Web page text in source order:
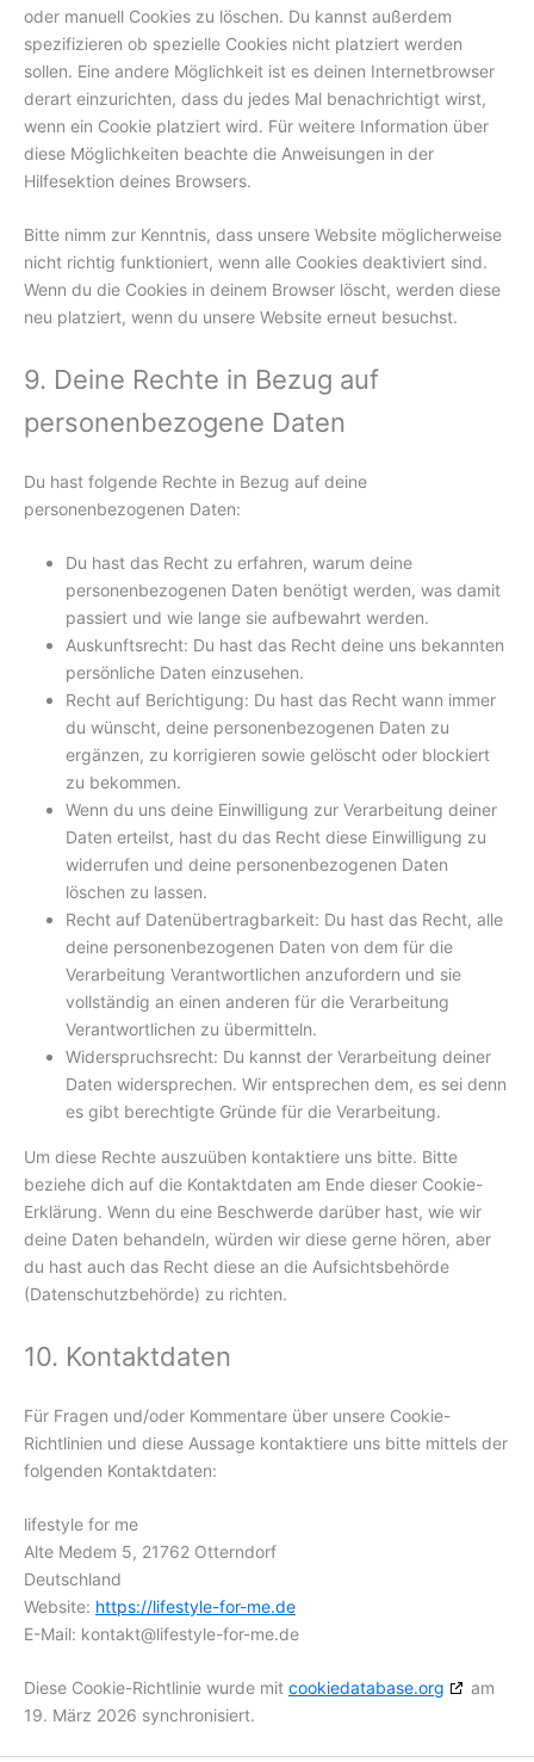
oder manuell Cookies zu löschen. Du kannst außerdem
spezifizieren ob spezielle Cookies nicht platziert werden
sollen. Eine andere Möglichkeit ist es deinen Internetbrowser
derart einzurichten, dass du jedes Mal benachrichtigt wirst,
wenn ein Cookie platziert wird. Für weitere Information über
diese Möglichkeiten beachte die Anweisungen in der
Hilfesektion deines Browsers.
Bitte nimm zur Kenntnis, dass unsere Website möglicherweise
nicht richtig funktioniert, wenn alle Cookies deaktiviert sind.
Wenn du die Cookies in deinem Browser löscht, werden diese
neu platziert, wenn du unsere Website erneut besuchst.
9. Deine Rechte in Bezug auf
personenbezogene Daten
Du hast folgende Rechte in Bezug auf deine
personenbezogenen Daten:
Du hast das Recht zu erfahren, warum deine
personenbezogenen Daten benötigt werden, was damit
passiert und wie lange sie aufbewahrt werden.
Auskunftsrecht: Du hast das Recht deine uns bekannten
persönliche Daten einzusehen.
Recht auf Berichtigung: Du hast das Recht wann immer
du wünscht, deine personenbezogenen Daten zu
ergänzen, zu korrigieren sowie gelöscht oder blockiert
zu bekommen.
Wenn du uns deine Einwilligung zur Verarbeitung deiner
Daten erteilst, hast du das Recht diese Einwilligung zu
widerrufen und deine personenbezogenen Daten
löschen zu lassen.
Recht auf Datenübertragbarkeit: Du hast das Recht, alle
deine personenbezogenen Daten von dem für die
Verarbeitung Verantwortlichen anzufordern und sie
vollständig an einen anderen für die Verarbeitung
Verantwortlichen zu übermitteln.
Widerspruchsrecht: Du kannst der Verarbeitung deiner
Daten widersprechen. Wir entsprechen dem, es sei denn
es gibt berechtigte Gründe für die Verarbeitung.
Um diese Rechte auszuüben kontaktiere uns bitte. Bitte
beziehe dich auf die Kontaktdaten am Ende dieser Cookie-
Erklärung. Wenn du eine Beschwerde darüber hast, wie wir
deine Daten behandeln, würden wir diese gerne hören, aber
du hast auch das Recht diese an die Aufsichtsbehörde
(Datenschutzbehörde) zu richten.
10. Kontaktdaten
Für Fragen und/oder Kommentare über unsere Cookie-
Richtlinien und diese Aussage kontaktiere uns bitte mittels der
folgenden Kontaktdaten:
lifestyle for me
Alte Medem 5, 21762 Otterndorf
Deutschland
Website: https://lifestyle-for-me.de
E-Mail: kontakt@lifestyle-for-me.de
Diese Cookie-Richtlinie wurde mit cookiedatabase.org
am
19. März 2026 synchronisiert.